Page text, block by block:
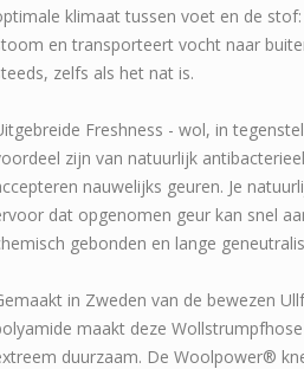
klimaat tussen voet en de
en transporteert vocht naar
zelfs als het nat is.
Freshness - wol, in
zijn van natuurlijk
nauwelijks geuren. Je
dat opgenomen geur kan snel
gebonden en lange
in Zweden van de bewezen
maakt deze
duurzaam. De Woolpower®